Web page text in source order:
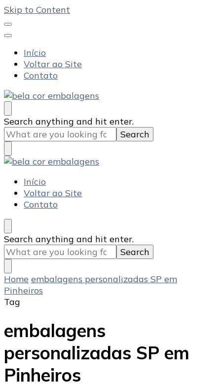
Skip to Content
Início
Voltar ao Site
Contato
Bela Cor Embalagens
Blog
Looking
for
Something?
Search anything and hit enter.
Bela Cor Embalagens
Blog
Início
Voltar ao Site
Contato
Looking
for
Something?
Search anything and hit enter.
Home embalagens personalizadas SP em
Pinheiros
Tag
embalagens
personalizadas SP em
Pinheiros